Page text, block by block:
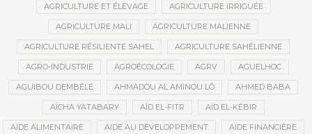
AGRICULTURE ET ÉLEVAGE AGRICULTURE IRRIGUÉE
AGRICULTURE MALI AGRICULTURE MALIENNE
AGRICULTURE RÉSILIENTE SAHEL AGRICULTURE SAHÉLIENNE
AGRO-INDUSTRIE AGROÉCOLOGIE AGRV AGUELHOC
AGUIBOU DEMBÉLÉ AHMADOU AL AMINOU LÔ AHMED BABA
AÏCHA YATABARY AÏD EL-FITR AÏD EL-KÉBIR
AIDE ALIMENTAIRE AIDE AU DÉVELOPPEMENT AIDE FINANCIÈRE